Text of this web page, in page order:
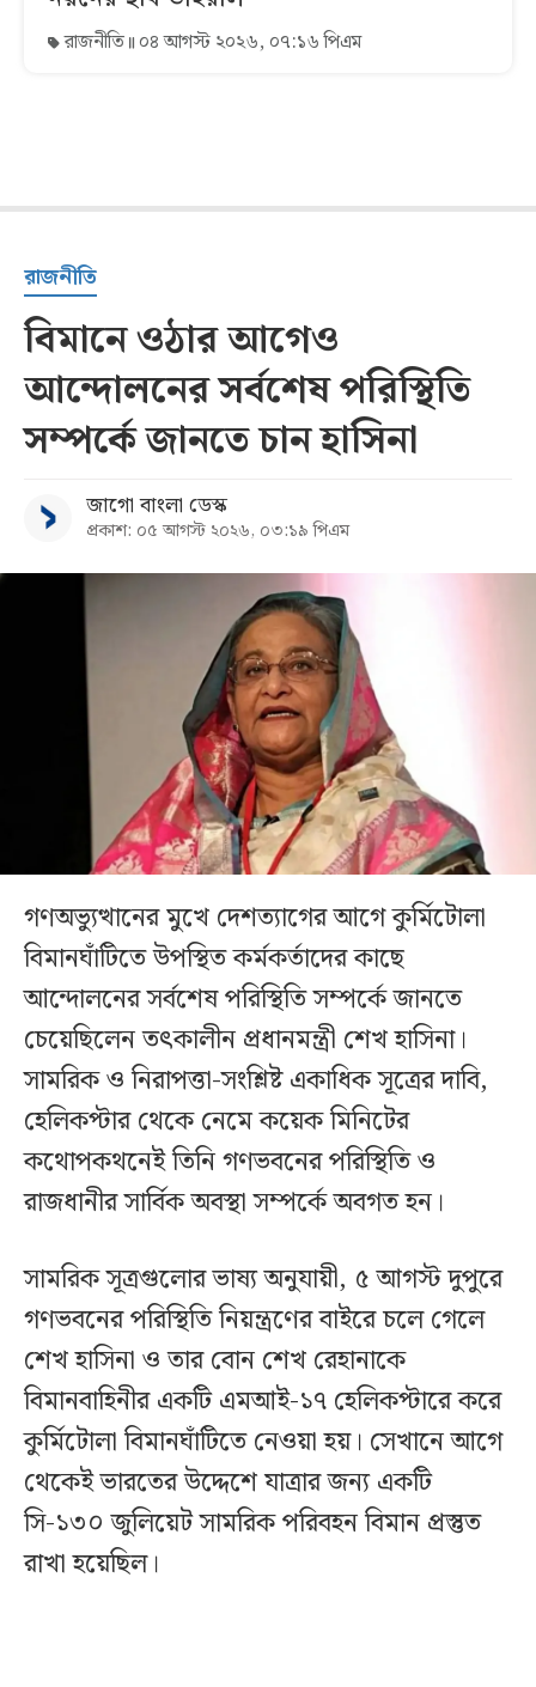
রাজনীতি ০৪ আগস্ট ২০২৬, ০৭:১৬ পিএম
রাজনীতি
বিমানে ওঠার আগেও
আন্দোলনের সর্বশেষ পরিস্থিতি
সম্পর্কে জানতে চান হাসিনা
জাগো বাংলা ডেস্ক
প্রকাশ: ০৫ আগস্ট ২০২৬, ০৩:১৯ পিএম
গণঅভ্যুত্থানের মুখে দেশত্যাগের আগে কুর্মিটোলা
বিমানঘাঁটিতে উপস্থিত কর্মকর্তাদের কাছে
আন্দোলনের সর্বশেষ পরিস্থিতি সম্পর্কে জানতে
চেয়েছিলেন তৎকালীন প্রধানমন্ত্রী শেখ হাসিনা।
সামরিক ও নিরাপত্তা-সংশ্লিষ্ট একাধিক সূত্রের দাবি,
হেলিকপ্টার থেকে নেমে কয়েক মিনিটের
কথোপকথনেই তিনি গণভবনের পরিস্থিতি ও
রাজধানীর সার্বিক অবস্থা সম্পর্কে অবগত হন।
সামরিক সূত্রগুলোর ভাষ্য অনুযায়ী, ৫ আগস্ট দুপুরে
গণভবনের পরিস্থিতি নিয়ন্ত্রণের বাইরে চলে গেলে
শেখ হাসিনা ও তার বোন শেখ রেহানাকে
বিমানবাহিনীর একটি এমআই-১৭ হেলিকপ্টারে করে
কুর্মিটোলা বিমানঘাঁটিতে নেওয়া হয়। সেখানে আগে
থেকেই ভারতের উদ্দেশে যাত্রার জন্য একটি
সি-১৩০ জুলিয়েট সামরিক পরিবহন বিমান প্রস্তুত
রাখা হয়েছিল।